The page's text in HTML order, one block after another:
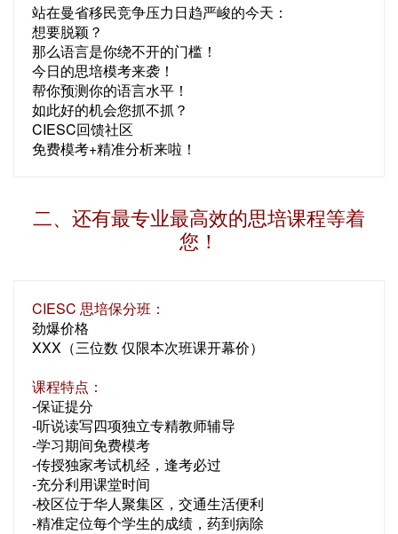
站在曼省移民竞争压力日趋严峻的今天：
想要脱颖？
那么语言是你绕不开的门槛！
今日的思培模考来袭！
帮你预测你的语言水平！
如此好的机会您抓不抓？
CIESC回馈社区
免费模考+精准分析来啦！
二、还有最专业最高效的思培课程等着
您！
CIESC 思培保分班：
劲爆价格
XXX（三位数 仅限本次班课开幕价）
课程特点：
-保证提分
-听说读写四项独立专精教师辅导
-学习期间免费模考
-传授独家考试机经，逢考必过
-充分利用课堂时间
-校区位于华人聚集区，交通生活便利
-精准定位每个学生的成绩，药到病除